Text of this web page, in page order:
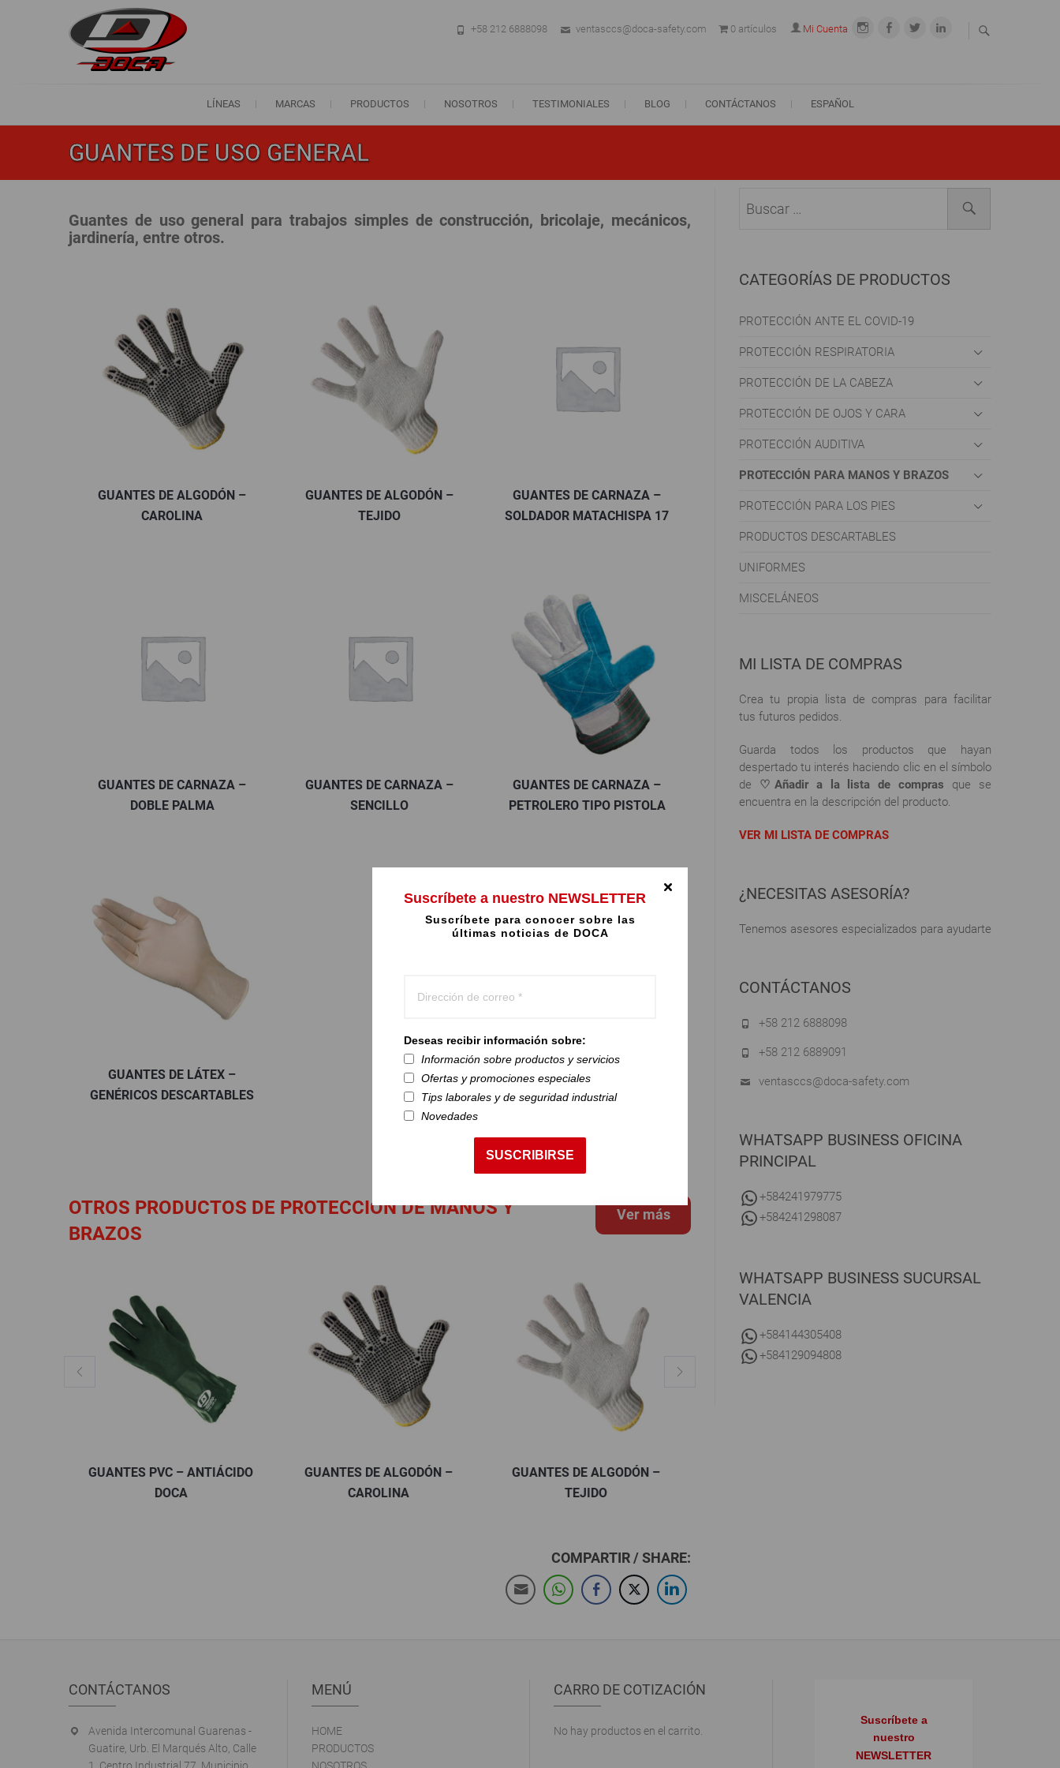
INSTAGRAM
FACEBOOK
TWITTERLINKEDIN
Mi Cuenta
0 artículos
+58 212 6888098 ventasccs@doca-safety.com
LÍNEAS MARCAS PRODUCTOS NOSOTROS TESTIMONIALES BLOG CONTÁCTANOS ESPAÑOL
GUANTES DE USO GENERAL
Guantes de uso general para trabajos simples de construcción, bricolaje, mecánicos,
jardinería, entre otros.
GUANTES DE ALGODÓN –
CAROLINA
GUANTES DE ALGODÓN –
TEJIDO
GUANTES DE CARNAZA –
SOLDADOR MATACHISPA 17
GUANTES DE CARNAZA –
DOBLE PALMA
GUANTES DE CARNAZA –
SENCILLO
GUANTES DE CARNAZA –
PETROLERO TIPO PISTOLA
GUANTES DE LÁTEX –
GENÉRICOS DESCARTABLES
Ver más
OTROS PRODUCTOS DE PROTECCIÓN DE MANOS Y
BRAZOS
GUANTES PVC – ANTIÁCIDO
GUANTES DE ALGODÓN –
CAROLINA
GUANTES DE ALGODÓN –
COMPARTIR / SHARE:
CATEGORÍAS DE PRODUCTOS
PROTECCIÓN ANTE EL COVID-19
PROTECCIÓN RESPIRATORIA
PROTECCIÓN DE LA CABEZA
PROTECCIÓN DE OJOS Y CARA
PROTECCIÓN AUDITIVA
PROTECCIÓN PARA MANOS Y BRAZOS
PROTECCIÓN PARA LOS PIES
PRODUCTOS DESCARTABLES
UNIFORMES
MISCELÁNEOS
MI LISTA DE COMPRAS
Crea tu propia lista de compras para facilitar
tus futuros pedidos.
Guarda todos los productos que hayan
despertado tu interés haciendo clic en el símbolo
de ♡Añadir a la lista de compras que se
encuentra en la descripción del producto.
VER MI LISTA DE COMPRAS
¿NECESITAS ASESORÍA?
Tenemos asesores especializados para ayudarte
CONTÁCTANOS
+58 212 6888098
+58 212 6889091
ventasccs@doca-safety.com
WHATSAPP BUSINESS OFICINA
PRINCIPAL
+584241979775
+584241298087
WHATSAPP BUSINESS SUCURSAL
VALENCIA
+584144305408
+584129094808
Suscríbete a nuestro NEWSLETTER
Suscríbete para conocer sobre las
últimas noticias de DOCA
Deseas recibir información sobre:
Información sobre productos y servicios
Ofertas y promociones especiales
Tips laborales y de seguridad industrial
Novedades
SUSCRIBIRSE
CONTÁCTANOS
Avenida Intercomunal Guarenas -
Guatire, Urb. El Marqués Alto, Calle
MENÚ
HOME
PRODUCTOS
CARRO DE COTIZACIÓN
No hay productos en el carrito.
Suscríbete a
nuestro
NEWSLETTER